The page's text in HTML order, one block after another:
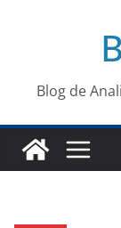
conteúdoBlog de